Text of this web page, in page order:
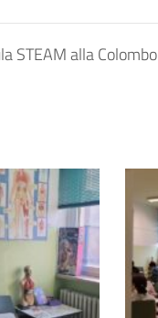
STEAM alla Colombo